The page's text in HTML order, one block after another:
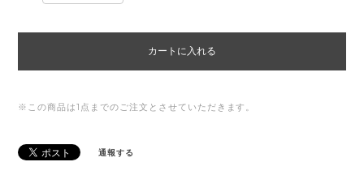
カートに入れる
※この商品は1点までのご注文とさせていただきます。
通報する